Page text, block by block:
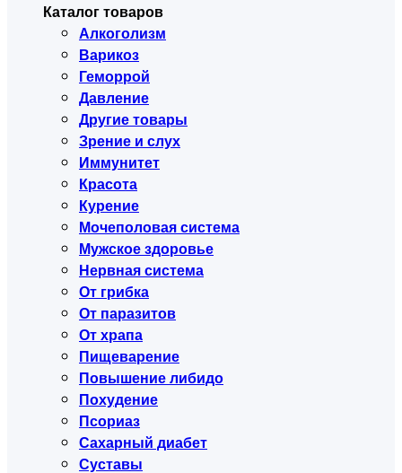
Каталог товаров
Алкоголизм
Варикоз
Геморрой
Давление
Другие товары
Зрение и слух
Иммунитет
Красота
Курение
Мочеполовая система
Мужское здоровье
Нервная система
От грибка
От паразитов
От храпа
Пищеварение
Повышение либидо
Похудение
Псориаз
Сахарный диабет
Суставы